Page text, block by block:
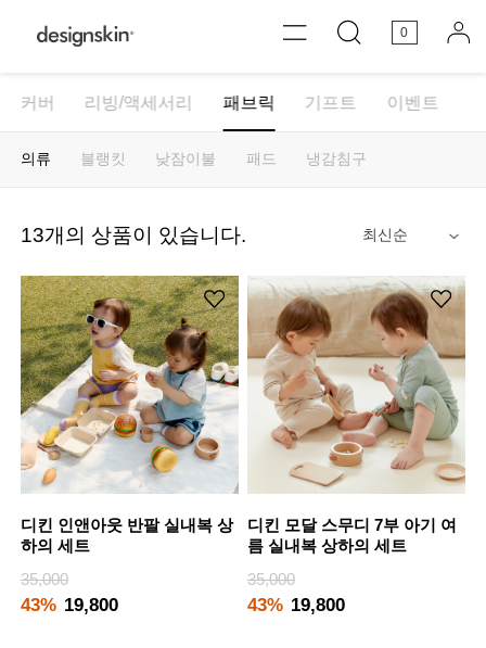
0
커버 리빙/액세서리 패브릭 기프트 이벤트
의류 블랭킷 낮잠이불 패드 냉감침구
13개의 상품이 있습니다.
디킨 인앤아웃 반팔 실내복 상
하의 세트
35,000
43% 19,800
디킨 모달 스무디 7부 아기 여
름 실내복 상하의 세트
35,000
43% 19,800